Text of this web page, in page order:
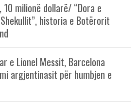
10 milionë dollarë/ “Dora e
historia e Botërorit
e Lionel Messit, Barcelona
argjentinasit për humbjen e